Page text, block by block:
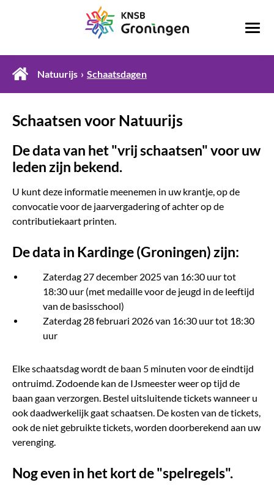
Natuurijs Schaatsdagen
Schaatsen voor Natuurijs
De data van het "vrij schaatsen" voor uw
leden zijn bekend.
U kunt deze informatie meenemen in uw krantje, op de
convocatie voor de jaarvergadering of achter op de
contributiekaart printen.
De data in Kardinge (Groningen) zijn:
Zaterdag 27 december 2025 van 16:30 uur tot
18:30 uur (met medaille voor de jeugd in de leeftijd
van de basisschool)
Zaterdag 28 februari 2026 van 16:30 uur tot 18:30
uur
Elke schaatsdag wordt de baan 5 minuten voor de eindtijd
ontruimd. Zodoende kan de IJsmeester weer op tijd de
baan gaan verzorgen. Bestel uitsluitende tickets wanneer u
ook daadwerkelijk gaat schaatsen. De kosten van de tickets,
ook de niet gebruikte tickets, worden doorberekend aan uw
verenging.
Nog even in het kort de "spelregels".